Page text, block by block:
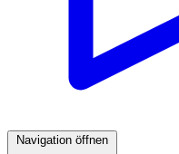
Navigation öffnen